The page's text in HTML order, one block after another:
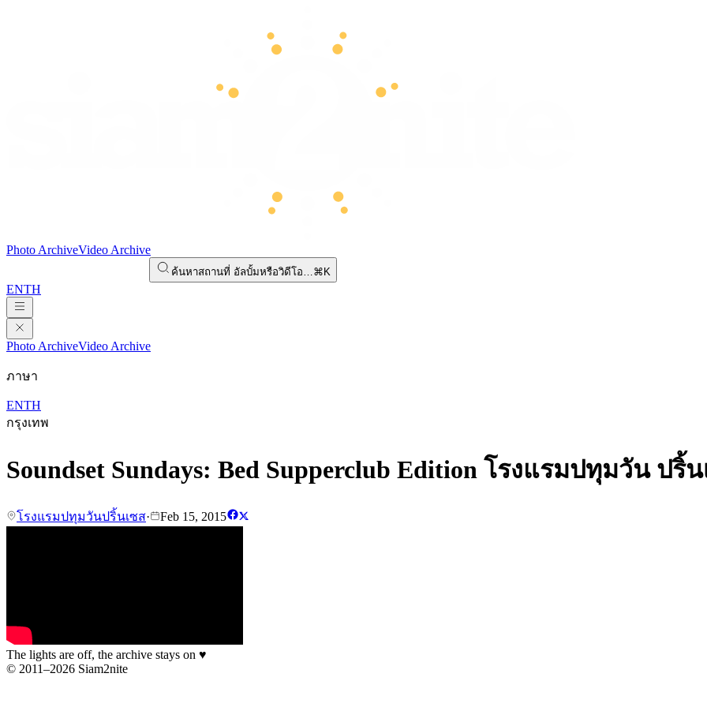
Photo ArchiveVideo Archive
ค้นหาสถานที่ อัลบั้มหรือวิดีโอ…⌘K
ENTH
Photo ArchiveVideo Archive
ภาษา
ENTH
กรุงเทพ
Soundset Sundays: Bed Supperclub Edition โรงแรมปทุมวัน ปริ้
โรงแรมปทุมวันปริ้นเซส· Feb 15, 2015
The lights are off, the archive stays on ♥
© 2011–2026 Siam2nite